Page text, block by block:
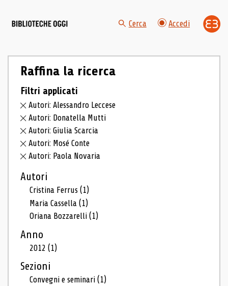
Cerca Accedi
Raffina la ricerca
Filtri applicati
Autori: Alessandro Leccese
Autori: Donatella Mutti
Autori: Giulia Scarcia
Autori: Mosé Conte
Autori: Paola Novaria
Autori
Cristina Ferrus(1)
Maria Cassella(1)
Oriana Bozzarelli(1)
Anno
2012(1)
Sezioni
Convegni e seminari(1)